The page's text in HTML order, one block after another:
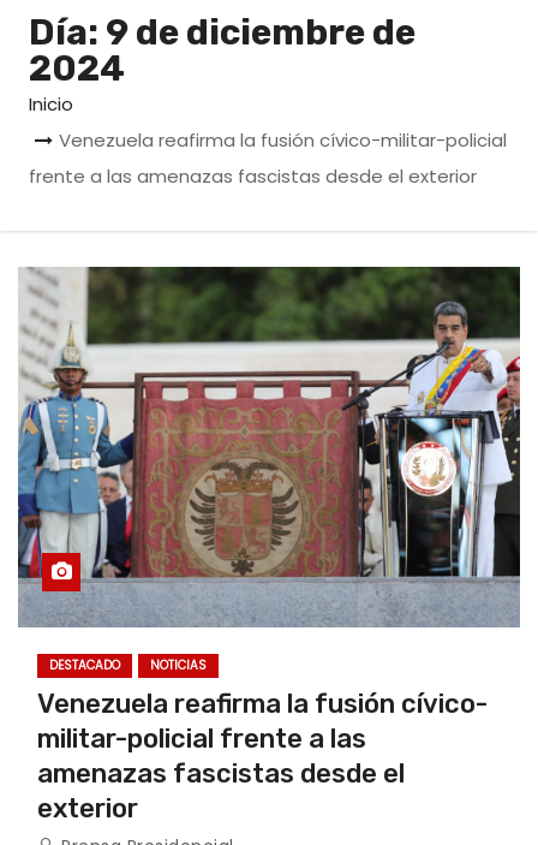
Día: 9 de diciembre de
2024
Inicio
Venezuela reafirma la fusión cívico-militar-policial
frente a las amenazas fascistas desde el exterior
DESTACADO NOTICIAS
Venezuela reafirma la fusión cívico-
militar-policial frente a las
amenazas fascistas desde el
exterior